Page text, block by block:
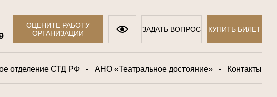
ОЦЕНИТЕ РАБОТУ
ОРГАНИЗАЦИИ
ЗАДАТЬ ВОПРОС КУПИТЬ БИЛЕТ
отделение СТД РФ - АНО «Театральное достояние» - Контакты